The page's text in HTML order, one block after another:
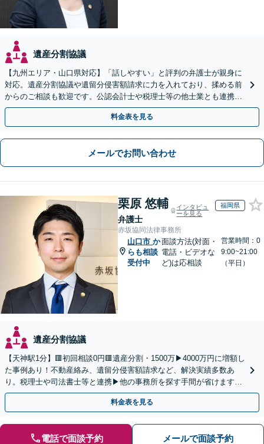
遺産分割協議
【九州エリア・山口県対応】「話しやすい」と評判の弁護士が親身に
対応。遺産分割協議や遺留分侵害額請求に力を入れており、揉める前
からのご相談も歓迎です。公認会計士や税理士等の他士業とも連携
し、円満な解決を全力でサポートいたします。
料金表を見る
メールでお問い合わせ
栗原 悠輔
弁護士
インタビュ
ーを見る
福岡県
赤坂協同法律事務所
山口市 か
らも相談
受付中
面談方法(対面・
電話・ビデオな
ど)は応相談
営業時間：0
9:00~21:00
（平日）
遺産分割協議
【天神駅1分】🟥初回相談0円🟥遺産分割・1500万▶4000万円に増額し
た事例あり！不動産絡み、遺留分侵害額請求など、解決実績多数あ
り。税理士や司法書士等と連携▶他の事務所を探す手間が省けます！
不動産会社と連携し無料査定&財産調査も◎
料金表を見る
電話で面談予約 メールで面談予約